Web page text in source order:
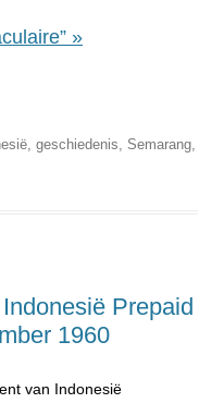
»
geschiedenis, Semarang,
Prepaid
1960
van Indonesië